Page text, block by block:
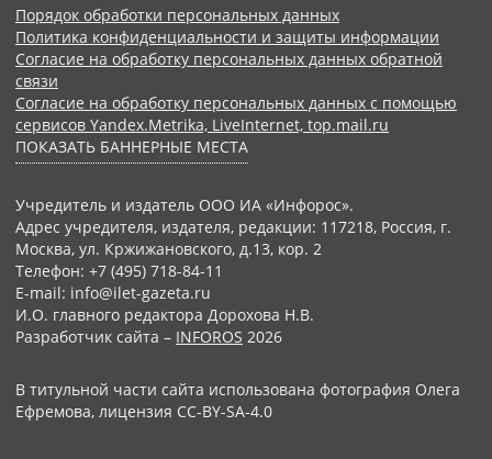
Порядок обработки персональных данных
Политика конфиденциальности и защиты информации
Согласие на обработку персональных данных обратной
связи
Согласие на обработку персональных данных с помощью
сервисов Yandex.Metrika, LiveInternet, top.mail.ru
ПОКАЗАТЬ БАННЕРНЫЕ МЕСТА
Учредитель и издатель ООО ИА «Инфорос».
Адрес учредителя, издателя, редакции: 117218, Россия, г.
Москва, ул. Кржижановского, д.13, кор. 2
Телефон: +7 (495) 718-84-11
E-mail: info@ilet-gazeta.ru
И.О. главного редактора Дорохова Н.В.
Разработчик сайта – INFOROS 2026
В титульной части сайта использована фотография Олега
Ефремова, лицензия CC-BY-SA-4.0